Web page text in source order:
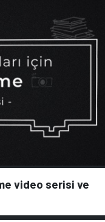
video serisi ve